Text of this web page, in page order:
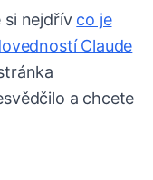
nejdřív co je
Claude
a chcete